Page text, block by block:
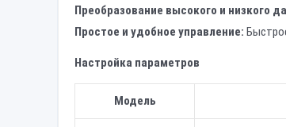
Преобразование высокого и низкого
Простое и удобное управление:
Настройка параметров
Модель